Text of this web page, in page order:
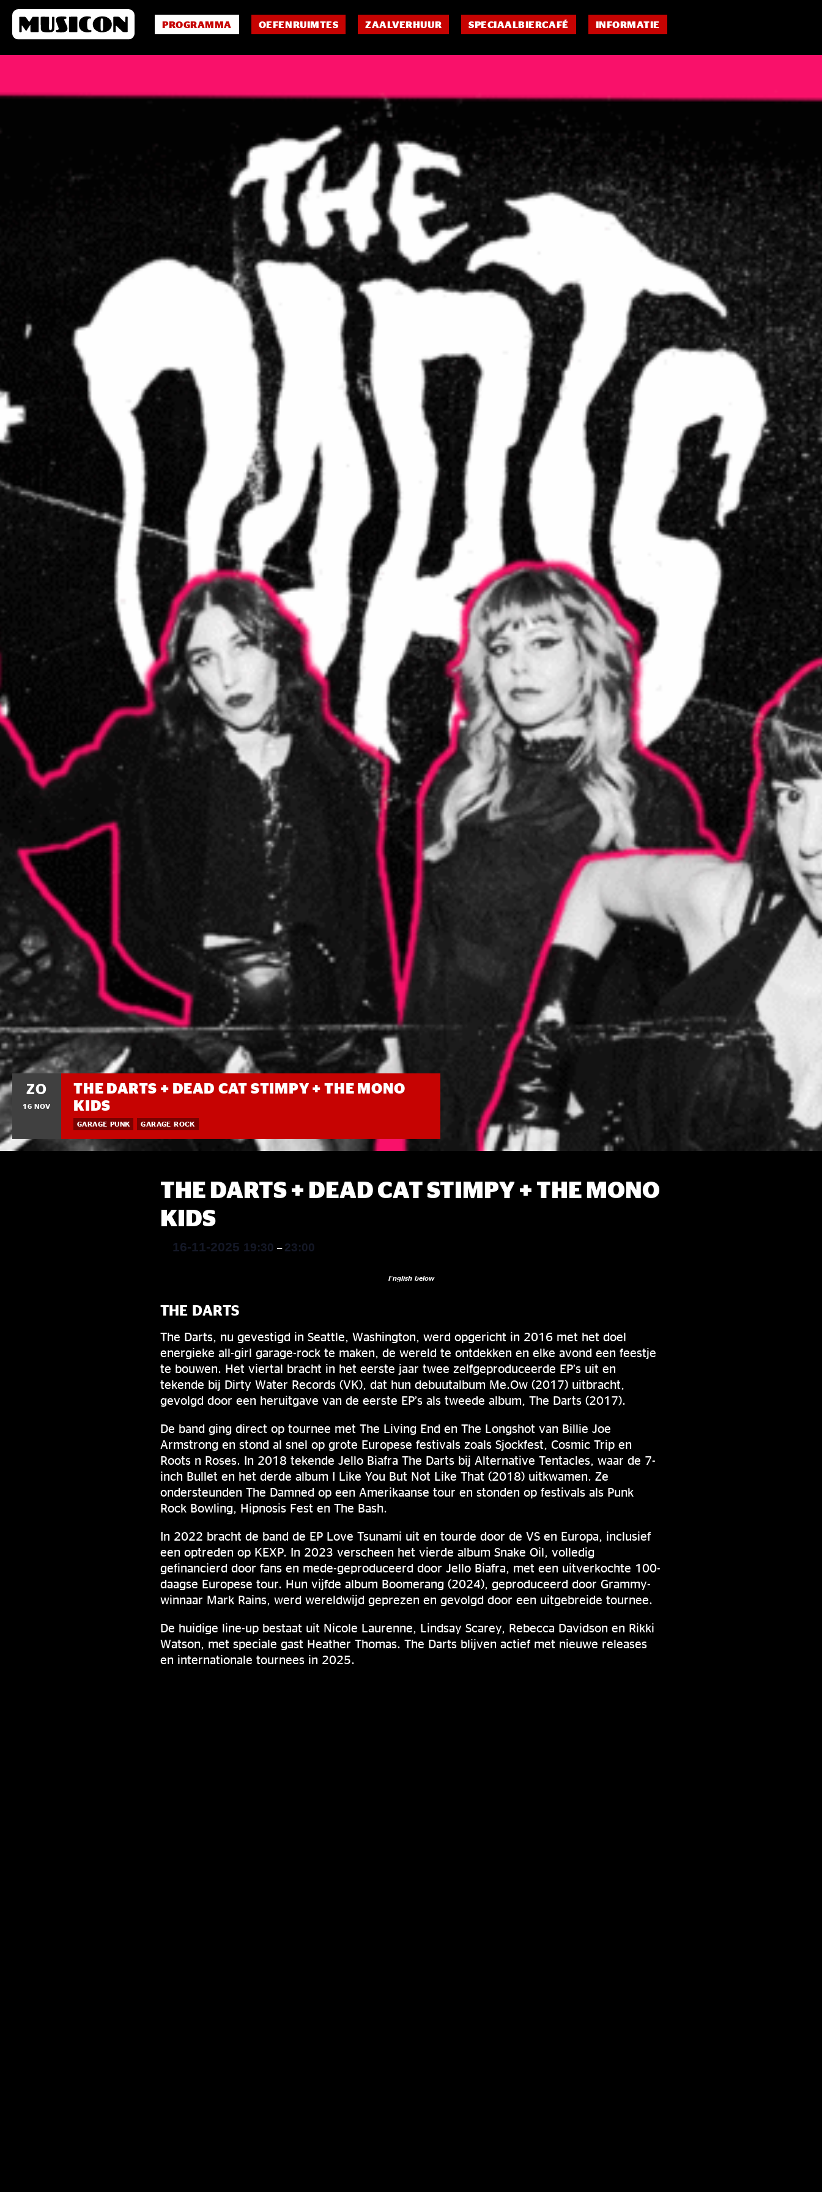
PROGRAMMA OEFENRUIMTES ZAALVERHUUR SPECIAALBIERCAFÉ INFORMATIE
ZO
16 NOV
THE DARTS + DEAD CAT STIMPY + THE MONO
KIDS
GARAGE PUNK GARAGE ROCK
THE DARTS + DEAD CAT STIMPY + THE MONO
KIDS
16-11-2025 19:30 – 23:00
English below
THE DARTS
The Darts, nu gevestigd in Seattle, Washington, werd opgericht in 2016 met het doel
energieke all-girl garage-rock te maken, de wereld te ontdekken en elke avond een feestje
te bouwen. Het viertal bracht in het eerste jaar twee zelfgeproduceerde EP’s uit en
tekende bij Dirty Water Records (VK), dat hun debuutalbum Me.Ow (2017) uitbracht,
gevolgd door een heruitgave van de eerste EP’s als tweede album, The Darts (2017).
De band ging direct op tournee met The Living End en The Longshot van Billie Joe
Armstrong en stond al snel op grote Europese festivals zoals Sjockfest, Cosmic Trip en
Roots n Roses. In 2018 tekende Jello Biafra The Darts bij Alternative Tentacles, waar de 7-
inch Bullet en het derde album I Like You But Not Like That (2018) uitkwamen. Ze
ondersteunden The Damned op een Amerikaanse tour en stonden op festivals als Punk
Rock Bowling, Hipnosis Fest en The Bash.
In 2022 bracht de band de EP Love Tsunami uit en tourde door de VS en Europa, inclusief
een optreden op KEXP. In 2023 verscheen het vierde album Snake Oil, volledig
gefinancierd door fans en mede-geproduceerd door Jello Biafra, met een uitverkochte 100-
daagse Europese tour. Hun vijfde album Boomerang (2024), geproduceerd door Grammy-
winnaar Mark Rains, werd wereldwijd geprezen en gevolgd door een uitgebreide tournee.
De huidige line-up bestaat uit Nicole Laurenne, Lindsay Scarey, Rebecca Davidson en Rikki
Watson, met speciale gast Heather Thomas. The Darts blijven actief met nieuwe releases
en internationale tournees in 2025.